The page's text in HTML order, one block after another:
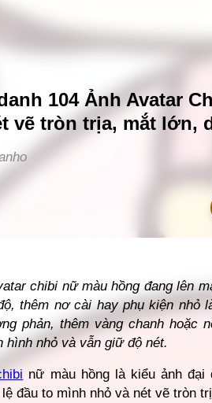
104 Ảnh Avatar
vẽ tròn trịa, mắt lớn,
chibi nữ màu hồng đang lên
thêm nơ cài hay phụ kiện nhỏ
phản, thêm vàng chanh hoặc
hình nhỏ và vẫn giữ độ nét.
nữ màu hồng là kiểu ảnh đại
đầu to mình nhỏ và nét vẽ tròn